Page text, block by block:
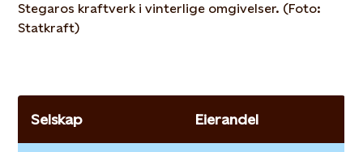
Stegaros kraftverk i vinterlige omgivelser. (Foto:
Statkraft)
Selskap Eierandel